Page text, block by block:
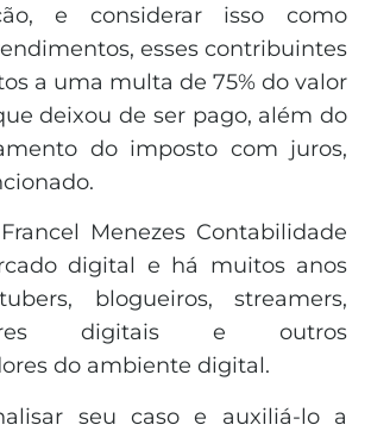
e considerar isso como
esses contribuintes
a uma multa de 75% do valor
deixou de ser pago, além do
do imposto com juros,
Menezes Contabilidade
digital e há muitos anos
blogueiros, streamers,
digitais e outros
do ambiente digital.
seu caso e auxiliá-lo a